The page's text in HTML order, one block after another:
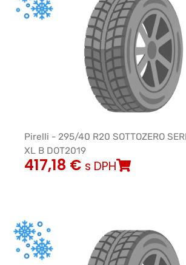
Pirelli - 295/40 R20 SOTTOZERO
XL B DOT2019
417,18 € s DPH